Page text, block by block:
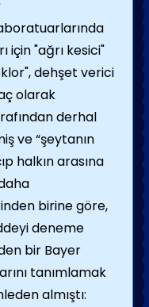
için "ağrı kesici"
dehşet verici
olarak
derhal
ve “şeytanın
halkın arasına
birine göre,
deneme
bir Bayer
tanımlamak
almıştı: